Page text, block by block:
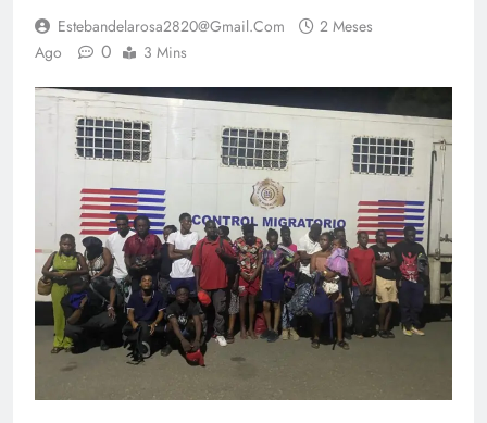
Estebandelarosa2820@gmail.com
2 Meses
Ago
0 3 Mins